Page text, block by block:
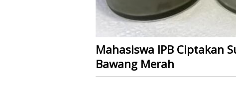
Mahasiswa IPB Ciptakan
Bawang Merah